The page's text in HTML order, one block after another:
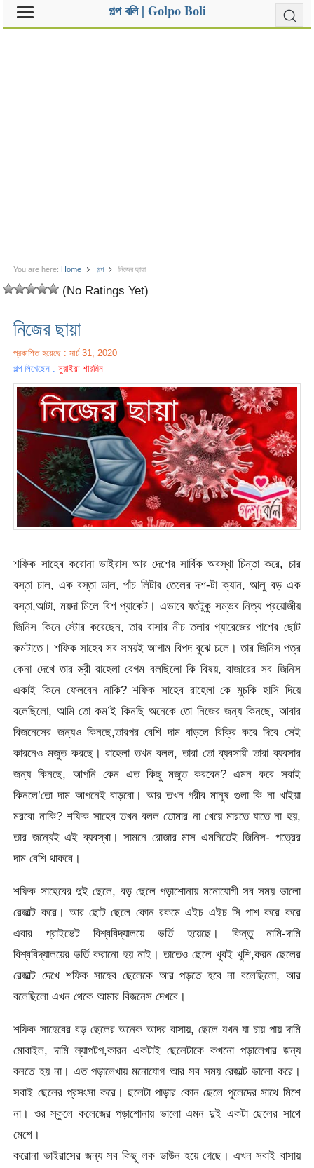
গল্প বলি | Golpo Boli
You are here: Home গল্প নিজের ছায়া
(No Ratings Yet)
নিজের ছায়া
প্রকাশিত হয়েছে : মার্চ 31, 2020
গল্প লিখেছেন :সুরাইয়া শারমিন
শফিক সাহেব করোনা ভাইরাস আর দেশের সার্বিক অবস্থা চিন্তা করে, চার
বস্তা চাল, এক বস্তা ডাল, পাঁচ লিটার তেলের দশ-টা ক্যান, আলু বড় এক
বস্তা,আটা, ময়দা মিলে বিশ প্যাকেট। এভাবে যতটুকু সম্ভব নিত্য প্রয়োজীয়
জিনিস কিনে স্টোর করেছেন, তার বাসার নীচ তলার গ্যারেজের পাশের ছোট
রুমটাতে। শফিক সাহেব সব সময়ই আগাম বিপদ বুঝে চলে। তার জিনিস পত্র
কেনা দেখে তার স্ত্রী রাহেলা বেগম বলছিলো কি বিষয়, বাজারের সব জিনিস
একাই কিনে ফেলবেন নাকি? শফিক সাহেব রাহেলা কে মুচকি হাসি দিয়ে
বলেছিলো, আমি তো কম’ই কিনছি অনেকে তো নিজের জন্য কিনছে, আবার
বিজনেসের জন্যও কিনছে,তারপর বেশি দাম বাড়লে বিক্রি করে দিবে সেই
কারনেও মজুত করছে। রাহেলা তখন বলল, তারা তো ব্যবসায়ী তারা ব্যবসার
জন্য কিনছে, আপনি কেন এত কিছু মজুত করবেন? এমন করে সবাই
কিনলে’তো দাম আপনেই বাড়বো। আর তখন গরীব মানুষ গুলা কি না খাইয়া
মরবো নাকি? শফিক সাহেব তখন বলল তোমার না খেয়ে মারতে যাতে না হয়,
তার জন্যেই এই ব্যবস্থা। সামনে রোজার মাস এমনিতেই জিনিস- পত্রের
দাম বেশি থাকবে।
শফিক সাহেবের দুই ছেলে, বড় ছেলে পড়াশোনায় মনোযোগী সব সময় ভালো
রেজাল্ট করে। আর ছোট ছেলে কোন রকমে এইচ এইচ সি পাশ করে করে
এবার প্রাইভেট বিশ্ববিদ্যালয়ে ভর্তি হয়েছে। কিন্তু নামি-দামি
বিশ্ববিদ্যালয়ের ভর্তি করানো হয় নাই। তাতেও ছেলে খুবই খুশি,করন ছেলের
রেজাল্ট দেখে শফিক সাহেব ছেলেকে আর পড়তে হবে না বলেছিলো, আর
বলেছিলো এখন থেকে আমার বিজনেস দেখবে।
শফিক সাহেবের বড় ছেলের অনেক আদর বাসায়, ছেলে যখন যা চায় পায় দামি
মোবাইল, দামি ল্যাপটপ,কারন একটাই ছেলেটাকে কখনো পড়ালেখার জন্য
বলতে হয় না। এত পড়ালেখায় মনোযোগ আর সব সময় রেজাল্ট ভালো করে।
সবাই ছেলের প্রসংসা করে। ছলেটা পাড়ার কোন ছেলে পুলেদের সাথে মিশে
না। ওর স্কুলে কলেজের পড়াশোনায় ভালো এমন দুই একটা ছেলের সাথে
মেশে।
করোনা ভাইরাসের জন্য সব কিছু লক ডাউন হয়ে গেছে। এখন সবাই বাসায়